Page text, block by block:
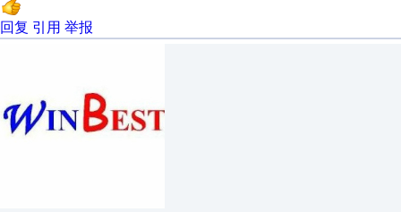
回复 引用 举报